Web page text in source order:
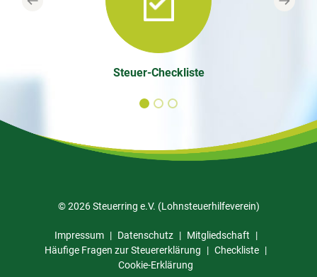
Steuer-Checkliste
Previous Next
© 2026 Steuerring e.V. (Lohnsteuerhilfeverein)
Impressum Datenschutz
Mitgliedschaft
Häufige Fragen zur Steuererklärung
Checkliste
Cookie-Erklärung